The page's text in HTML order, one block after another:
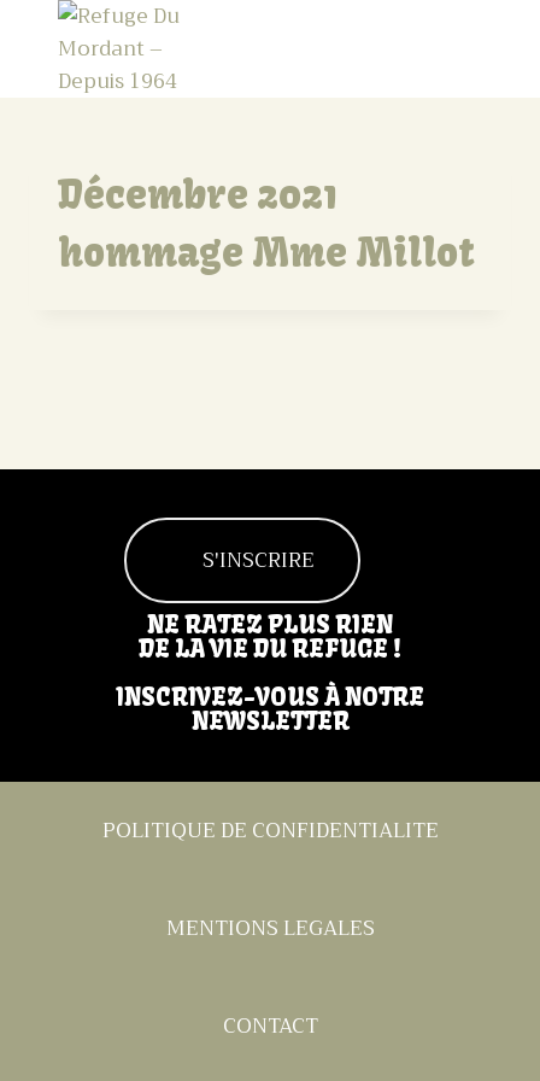
Décembre 2021
hommage Mme Millot
S'INSCRIRE
NE RATEZ PLUS RIEN
DE LA VIE DU REFUGE !
INSCRIVEZ-VOUS À NOTRE
NEWSLETTER
POLITIQUE DE CONFIDENTIALITE
MENTIONS LEGALES
CONTACT